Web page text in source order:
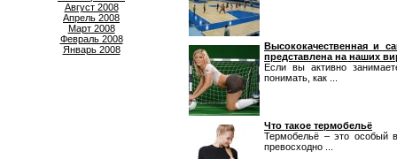
Август 2008
Апрель 2008
Март 2008
Февраль 2008
Январь 2008
Высококачественная и
представлена на наших
Если вы активно
понимать, как ...
Что такое термобельё
Термобельё – это особый
превосходно ...